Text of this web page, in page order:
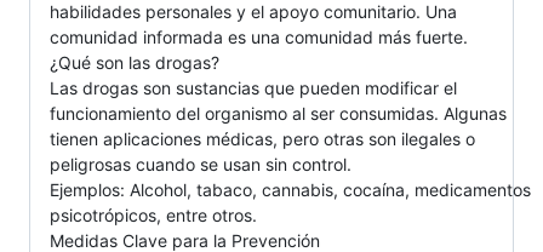
habilidades personales y el apoyo comunitario. Una
comunidad informada es una comunidad más fuerte.
¿Qué son las drogas?
Las drogas son sustancias que pueden modificar el
funcionamiento del organismo al ser consumidas. Algunas
tienen aplicaciones médicas, pero otras son ilegales o
peligrosas cuando se usan sin control.
Ejemplos: Alcohol, tabaco, cannabis, cocaína, medicamentos
psicotrópicos, entre otros.
Medidas Clave para la Prevención